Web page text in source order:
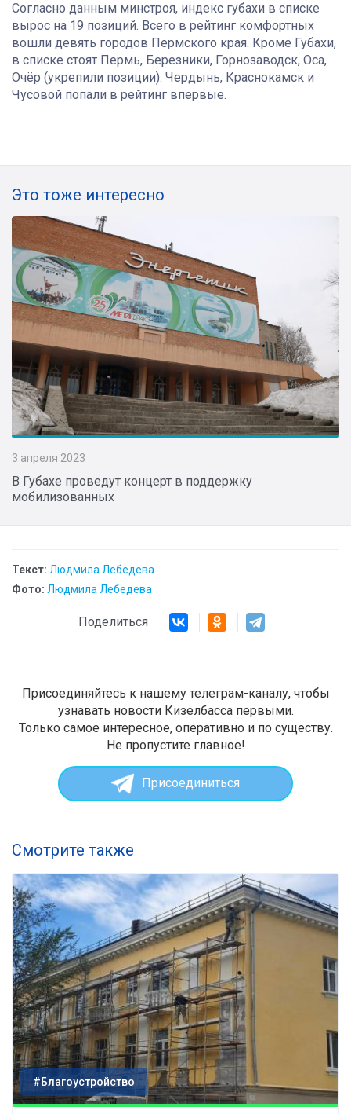
Согласно данным минстроя, индекс губахи в списке
вырос на 19 позиций. Всего в рейтинг комфортных
вошли девять городов Пермского края. Кроме Губахи,
в списке стоят Пермь, Березники, Горнозаводск, Оса,
Очёр (укрепили позиции). Чердынь, Краснокамск и
Чусовой попали в рейтинг впервые.
Это тоже интересно
3 апреля 2023
В Губахе проведут концерт в поддержку
мобилизованных
Текст: Людмила Лебедева
Фото: Людмила Лебедева
Поделиться
Присоединяйтесь к нашему телеграм-каналу, чтобы
узнавать новости Кизелбасса первыми.
Только самое интересное, оперативно и по существу.
Не пропустите главное!
Присоединиться
Смотрите также
#Благоустройство